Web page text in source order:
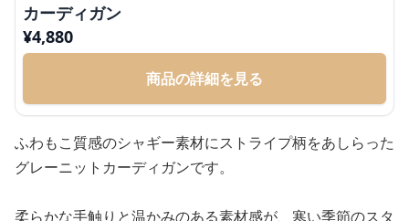
カーディガン
¥4,880
商品の詳細を見る
ふわもこ質感のシャギー素材にストライプ柄をあしらった
グレーニットカーディガンです。
柔らかな手触りと温かみのある素材感が、寒い季節のスタ